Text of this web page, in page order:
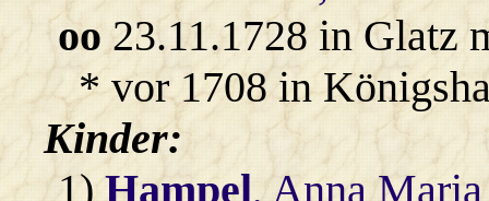
oo23.11.1728 in Glatz
* vor 1708 in
Kinder:
1)Hampel, Anna